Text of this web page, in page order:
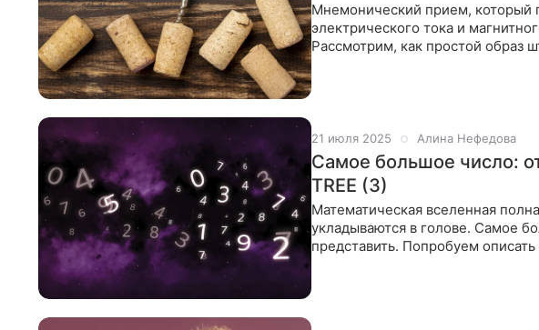
Мнемонический прием, который
электрического тока и
Рассмотрим, как простой образ
21 июля 2025 Алина Нефедова
Самое большое число:
TREE (3)
Математическая вселенная
укладываются в голове. Самое
представить. Попробуем